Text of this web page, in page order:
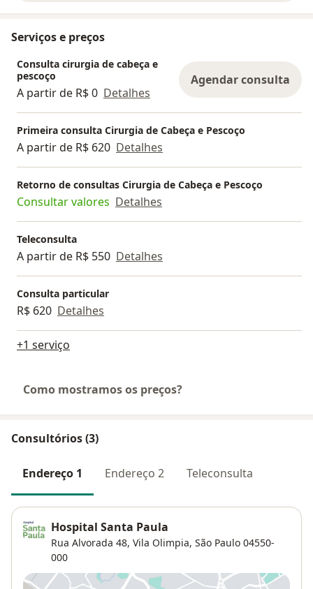
Serviços e preços
Consulta cirurgia de cabeça e
pescoço
A partir de R$ 0 Detalhes
Agendar consulta
Primeira consulta Cirurgia de Cabeça e Pescoço
A partir de R$ 620 Detalhes
Retorno de consultas Cirurgia de Cabeça e Pescoço
Consultar valores Detalhes
Teleconsulta
A partir de R$ 550 Detalhes
Consulta particular
R$ 620 Detalhes
+1 serviço
Como mostramos os preços?
Consultórios (3)
Endereço 1 Endereço 2 Teleconsulta
Hospital Santa Paula
Rua Alvorada 48, Vila Olimpia, São Paulo 04550-
000